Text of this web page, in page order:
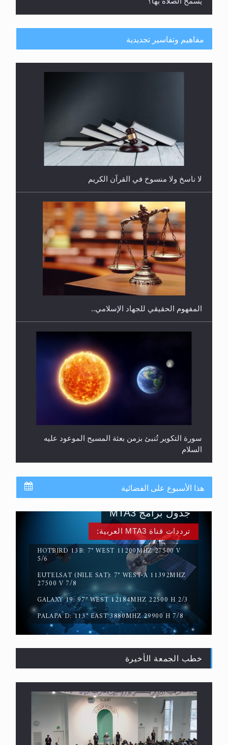
هل يُحسب حول الزكاة وفق السنة الميلادية أو الهجرية؟
هل يجوز فتح مشروع كوافير نسائي للمحجبات وغير
المحجبات؟
مفاهيم وتفاسير تجديدية
لا ناسخ ولا منسوخ في القرآن الكريم
المفهوم الحقيقي للجهاد الإسلامي..
سورة التكوير تُنبئ بزمن بعثة المسيح الموعود عليه
السلام
حقيقة المسيح الدجال
القرآن قاضٍ وحكمٌ على السنة ومهيمنٌ عليها.. ليس
العكس
هذا الأسبوع على الفضائية
ترددات قناة MTA3 العربية:
HOTBIRD 13B: 7° WEST 11200MHZ 27500 V
5/6
EUTELSAT (NILE SAT): 7° WEST-A 11392MHZ
27500 V 7/8
GALAXY 19: 97° WEST 12184MHZ 22500 H 2/3
PALAPA D: 113° EAST 3880MHZ 29900 H 7/8
جدول برامج MTA3
خطب الجمعة الأخيرة